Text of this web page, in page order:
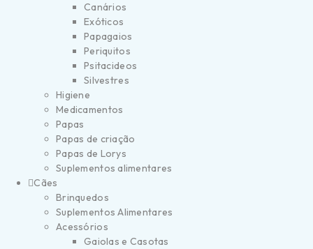
Canários
Exóticos
Papagaios
Periquitos
Psitacideos
Silvestres
Higiene
Medicamentos
Papas
Papas de criação
Papas de Lorys
Suplementos alimentares
Cães
Brinquedos
Suplementos Alimentares
Acessórios
Gaiolas e Casotas